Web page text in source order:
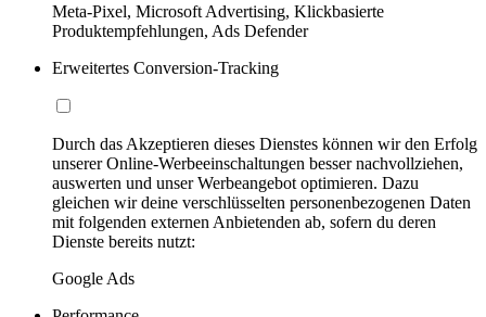
Meta-Pixel, Microsoft Advertising, Klickbasierte
Produktempfehlungen, Ads Defender
Erweitertes Conversion-Tracking
Durch das Akzeptieren dieses Dienstes können wir den Erfolg
unserer Online-Werbeeinschaltungen besser nachvollziehen,
auswerten und unser Werbeangebot optimieren. Dazu
gleichen wir deine verschlüsselten personenbezogenen Daten
mit folgenden externen Anbietenden ab, sofern du deren
Dienste bereits nutzt:
Google Ads